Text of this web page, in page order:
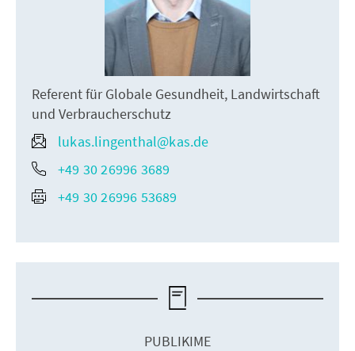
Referent für Globale Gesundheit, Landwirtschaft
und Verbraucherschutz
lukas.lingenthal@kas.de
+49 30 26996 3689
+49 30 26996 53689
PUBLIKIME